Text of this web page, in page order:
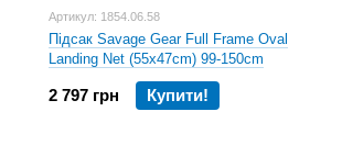
Артикул: 1854.06.58
Підсак Savage Gear Full Frame Oval
Landing Net (55x47cm) 99-150cm
2 797 грн Купити!